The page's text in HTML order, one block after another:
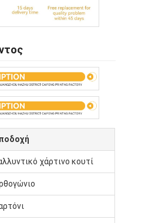
κουτιών
κιβώτιοχάρτινο κουτί